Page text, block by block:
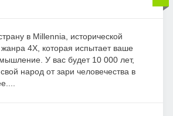
в Millennia, исторической
4X, которая испытает ваше
мышление. У вас будет 10 000 лет,
народ от зари человечества в